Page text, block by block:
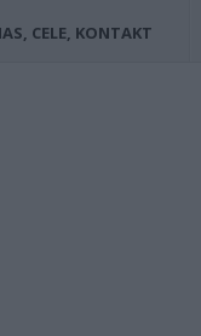
CELE, KONTAKT